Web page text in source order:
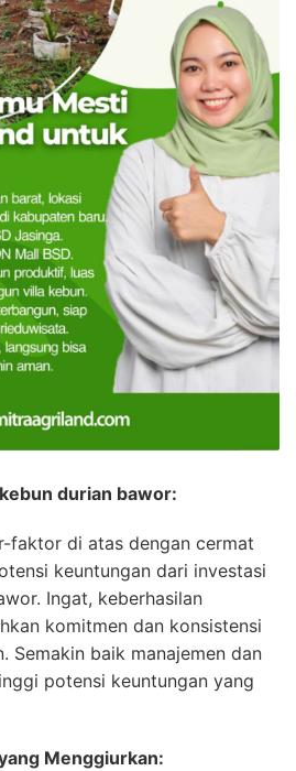
durian bawor:
faktor di atas dengan cermat
keuntungan dari investasi
Ingat, keberhasilan
komitmen dan konsistensi
Semakin baik manajemen dan
potensi keuntungan yang
Menggiurkan: